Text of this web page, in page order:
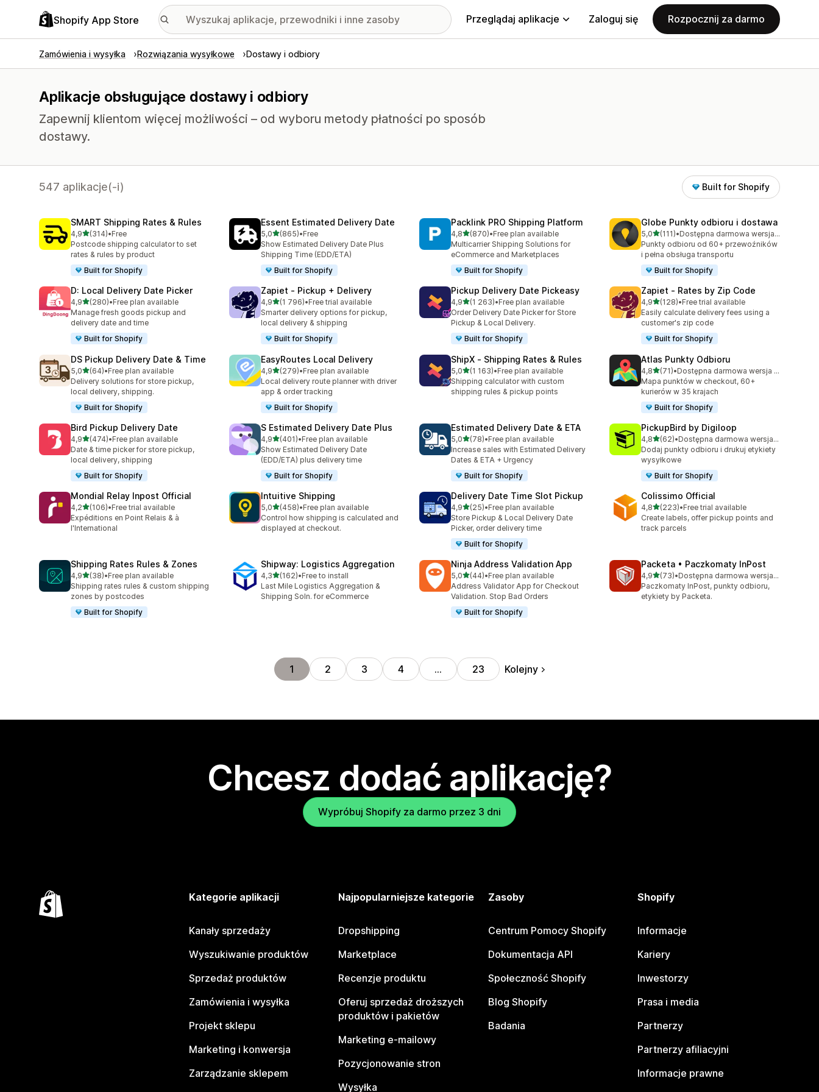
Shopify App Store Przeglądaj aplikacje Zaloguj się Rozpocznij za darmo
Zamówienia i wysyłka Rozwiązania wysyłkowe Dostawy i odbiory
Aplikacje obsługujące dostawy i odbiory
Zapewnij klientom więcej możliwości – od wyboru metody płatności po sposób
dostawy.
547 aplikacje(-i) Built for Shopify
SMART Shipping Rates & Rules
4,9na 5 gwiazdek
(314)
Łączna liczba recenzji: 314
•Free
Postcode shipping calculator to set
rates & rules by product
Built for Shopify
Essent Estimated Delivery Date
5,0na 5 gwiazdek
(865)
Łączna liczba recenzji: 865
•Free
Show Estimated Delivery Date Plus
Shipping Time (EDD/ETA)
Built for Shopify
Packlink PRO Shipping Platform
4,8na 5 gwiazdek
(870)
Łączna liczba recenzji: 870
•Free plan available
Multicarrier Shipping Solutions for
eCommerce and Marketplaces
Built for Shopify
Globe Punkty odbioru i dostawa
5,0na 5 gwiazdek
(111)
Łączna liczba recenzji: 111
•
Dostępna darmowa wersja próbna
Punkty odbioru od 60+ przewoźników
i pełna obsługa transportu
Built for Shopify
D: Local Delivery Date Picker
4,9na 5 gwiazdek
(280)
Łączna liczba recenzji: 280
•Free plan available
Manage fresh goods pickup and
delivery date and time
Built for Shopify
Zapiet ‑ Pickup + Delivery
4,9na 5 gwiazdek
(1 796)
Łączna liczba recenzji: 1796
•Free trial available
Smarter delivery options for pickup,
local delivery & shipping
Built for Shopify
Pickup Delivery Date Pickeasy
4,9na 5 gwiazdek
(1 263)
Łączna liczba recenzji: 1263
•Free plan available
Order Delivery Date Picker for Store
Pickup & Local Delivery.
Built for Shopify
Zapiet ‑ Rates by Zip Code
4,9na 5 gwiazdek
(128)
Łączna liczba recenzji: 128
•Free trial available
Easily calculate delivery fees using a
customer's zip code
Built for Shopify
DS Pickup Delivery Date & Time
5,0na 5 gwiazdek
(64)
Łączna liczba recenzji: 64
•Free plan available
Delivery solutions for store pickup,
local delivery, shipping.
Built for Shopify
EasyRoutes Local Delivery
4,9na 5 gwiazdek
(279)
Łączna liczba recenzji: 279
•Free plan available
Local delivery route planner with driver
app & order tracking
Built for Shopify
ShipX ‑ Shipping Rates & Rules
5,0na 5 gwiazdek
(1 163)
Łączna liczba recenzji: 1163
•Free plan available
Shipping calculator with custom
shipping rules & pickup points
Atlas Punkty Odbioru
4,8na 5 gwiazdek
(71)
Łączna liczba recenzji: 71
•
Dostępna darmowa wersja próbna
Mapa punktów w checkout, 60+
kurierów w 35 krajach
Built for Shopify
Bird Pickup Delivery Date
4,9na 5 gwiazdek
(474)
Łączna liczba recenzji: 474
•Free plan available
Date & time picker for store pickup,
local delivery, shipping
Built for Shopify
S Estimated Delivery Date Plus
4,9na 5 gwiazdek
(401)
Łączna liczba recenzji: 401
•Free plan available
Show Estimated Delivery Date
(EDD/ETA) plus delivery time
Built for Shopify
Estimated Delivery Date & ETA
5,0na 5 gwiazdek
(78)
Łączna liczba recenzji: 78
•Free plan available
Increase sales with Estimated Delivery
Dates & ETA + Urgency
Built for Shopify
PickupBird by Digiloop
4,8na 5 gwiazdek
(62)
Łączna liczba recenzji: 62
•
Dostępna darmowa wersja próbna
Dodaj punkty odbioru i drukuj etykiety
wysyłkowe
Built for Shopify
Mondial Relay Inpost Official
4,2na 5 gwiazdek
(106)
Łączna liczba recenzji: 106
•Free trial available
Expéditions en Point Relais & à
l'International
Intuitive Shipping
5,0na 5 gwiazdek
(458)
Łączna liczba recenzji: 458
•Free plan available
Control how shipping is calculated and
displayed at checkout.
Delivery Date Time Slot Pickup
4,9na 5 gwiazdek
(25)
Łączna liczba recenzji: 25
•Free plan available
Store Pickup & Local Delivery Date
Picker, order delivery time
Built for Shopify
Colissimo Official
4,8na 5 gwiazdek
(223)
Łączna liczba recenzji: 223
•Free trial available
Create labels, offer pickup points and
track parcels
Shipping Rates Rules & Zones
4,9na 5 gwiazdek
(38)
Łączna liczba recenzji: 38
•Free plan available
Shipping rates rules & custom shipping
zones by postcodes
Built for Shopify
Shipway: Logistics Aggregation
4,3na 5 gwiazdek
(162)
Łączna liczba recenzji: 162
•Free to install
Last Mile Logistics Aggregation &
Shipping Soln. for eCommerce
Ninja Address Validation App
5,0na 5 gwiazdek
(44)
Łączna liczba recenzji: 44
•Free plan available
Address Validator App for Checkout
Validation. Stop Bad Orders
Built for Shopify
Packeta • Paczkomaty InPost
4,9na 5 gwiazdek
(73)
Łączna liczba recenzji: 73
•
Dostępna darmowa wersja próbna
Paczkomaty InPost, punkty odbioru,
etykiety by Packeta.
1 2 3 4 … 23 Kolejny
Chcesz dodać aplikację?
Wypróbuj Shopify za darmo przez 3 dni
Kategorie aplikacji
Kanały sprzedaży
Wyszukiwanie produktów
Sprzedaż produktów
Zamówienia i wysyłka
Projekt sklepu
Marketing i konwersja
Zarządzanie sklepem
Najpopularniejsze kategorie
Dropshipping
Marketplace
Recenzje produktu
Oferuj sprzedaż droższych
produktów i pakietów
Marketing e-mailowy
Pozycjonowanie stron
Wysyłka
Zasoby
Centrum Pomocy Shopify
Dokumentacja API
Społeczność Shopify
Blog Shopify
Badania
Shopify
Informacje
Kariery
Inwestorzy
Prasa i media
Partnerzy
Partnerzy afiliacyjni
Informacje prawne